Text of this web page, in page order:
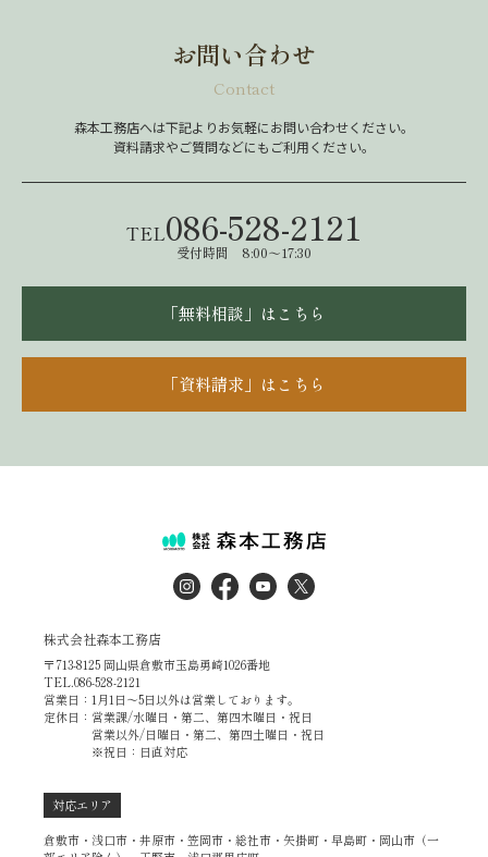
お問い合わせ
Contact
森本工務店へは下記よりお気軽にお問い合わせください。
資料請求やご質問などにもご利用ください。
TEL086-528-2121
受付時間 8:00～17:30
「無料相談」はこちら
「資料請求」はこちら
株式会社森本工務店
〒713-8125 岡山県倉敷市玉島勇崎1026番地
TEL.086-528-2121
営業日：1月1日～5日以外は営業しております。
定休日：営業課/水曜日・第二、第四木曜日・祝日
営業以外/日曜日・第二、第四土曜日・祝日
※祝日：日直対応
対応エリア
倉敷市・浅口市・井原市・笠岡市・総社市・矢掛町・早島町・岡山市（一